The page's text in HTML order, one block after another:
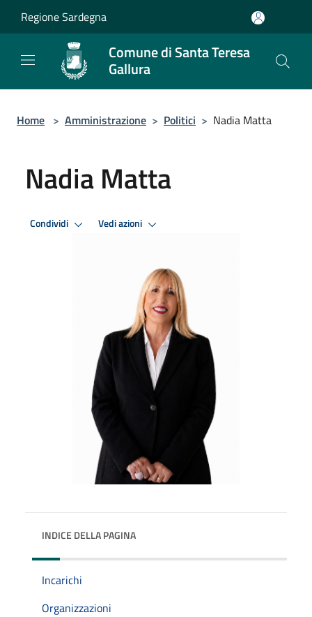
Regione Sardegna
Comune di Santa Teresa
Gallura
Home > Amministrazione > Politici > Nadia Matta
Nadia Matta
Condividi Vedi azioni
INDICE DELLA PAGINA
Incarichi
Organizzazioni